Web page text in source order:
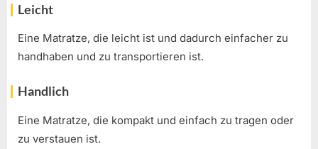
Leicht
Eine Matratze, die leicht ist und dadurch einfacher zu
handhaben und zu transportieren ist.
Handlich
Eine Matratze, die kompakt und einfach zu tragen oder
zu verstauen ist.